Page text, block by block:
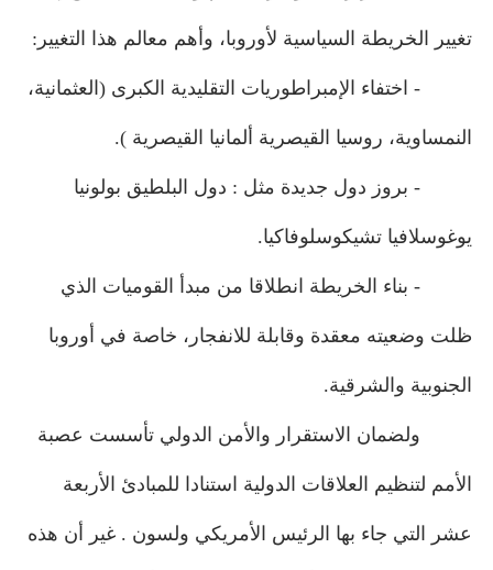
تغيير الخريطة السياسية لأوروبا، وأهم معالم هذا التغيير:
- اختفاء الإمبراطوريات التقليدية الكبرى (العثمانية،
النمساوية، روسيا القيصرية ألمانيا القيصرية ).
- بروز دول جديدة مثل : دول البلطيق بولونيا
يوغوسلافيا تشيكوسلوفاكيا.
- بناء الخريطة انطلاقا من مبدأ القوميات الذي
ظلت وضعيته معقدة وقابلة للانفجار، خاصة في أوروبا
الجنوبية والشرقية.
ولضمان الاستقرار والأمن الدولي تأسست عصبة
الأمم لتنظيم العلاقات الدولية استنادا للمبادئ الأربعة
عشر التي جاء بها الرئيس الأمريكي ولسون . غير أن هذه